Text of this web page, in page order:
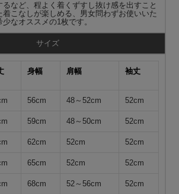
など、程よく着くずすし抜け感を出すこと
着こなしが楽しめる、男女問わずお使いいた
なオススメの1枚です。
サイズ
身幅 肩幅 袖丈
56cm 48～52cm 52cm
59cm 48～50cm 52cm
62cm 52cm 52cm
65cm 52cm 52cm
68cm 52～56cm 52cm